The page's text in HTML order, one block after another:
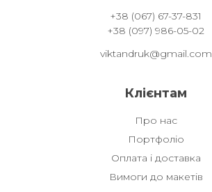
+38 (067) 67-37-831
+38 (097) 986-05-02
viktandruk@gmail.com
Клієнтам
Про нас
Портфоліо
Оплата і доставка
Вимоги до макетів